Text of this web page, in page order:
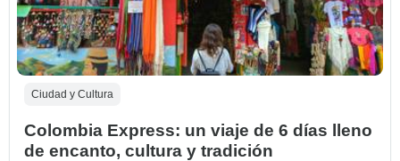
Ciudad y Cultura
Colombia Express: un viaje de 6 días lleno
de encanto, cultura y tradición